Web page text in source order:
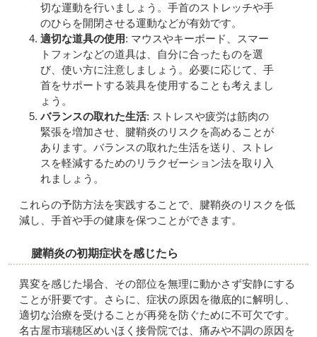
切な運動を行いましょう。手首のストレッチや手
のひらを開閉させる運動などが有効です。
適切な道具の使用: マウスやキーボード、スマー
トフォンなどの道具は、自分に合ったものを選
び、使い方に注意しましょう。必要に応じて、手
首をサポートする装具を使用することも考えまし
ょう。
バランスの取れた生活: ストレスや疲労は筋肉の
緊張を増加させ、腱鞘炎のリスクを高めることが
あります。バランスの取れた生活を送り、ストレ
スを軽減するためのリラクゼーション法を取り入
れましょう。
これらの予防方法を実践することで、腱鞘炎のリスクを低
減し、手首や手の健康を保つことができます。
腱鞘炎の初期症状を感じたら
異変を感じた場合、その部位を無理に動かさず安静にする
ことが肝要です。さらに、症状の原因を徹底的に解明し、
適切な治療を受けることが再発を防ぐために不可欠です。
名古屋市瑞穂区めいほく接骨院では、痛みや不調の原因を